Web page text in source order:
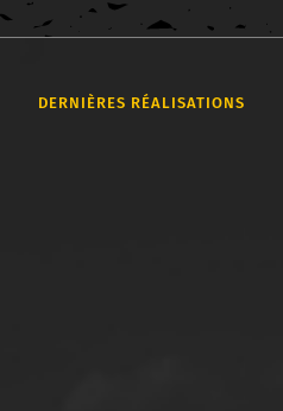
DERNIÈRES RÉALISATIONS